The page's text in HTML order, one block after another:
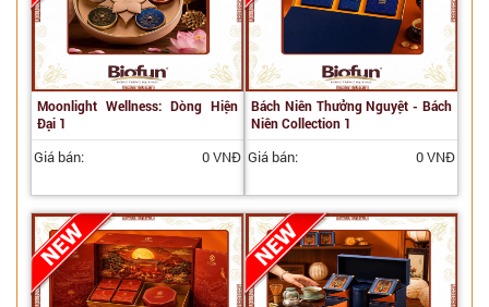
Moonlight Wellness: Dòng Hiện
Đại 1
Giá bán: 0 VNĐ
Bách Niên Thưởng Nguyệt - Bách
Niên Collection 1
Giá bán: 0 VNĐ